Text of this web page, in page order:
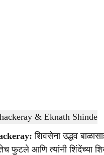
Eknath Shinde - Sarkarnama
शिवसेना उद्धव
फुटले आणि त्यांनी शिंदेंच्या